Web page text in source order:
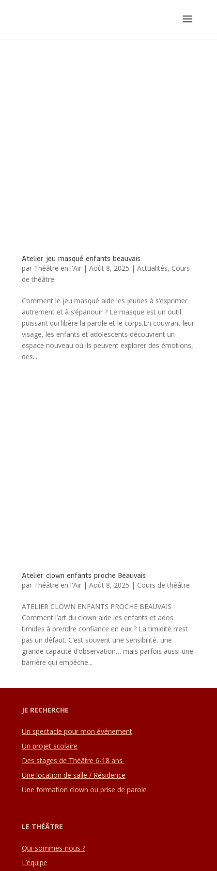
Atelier jeu masqué enfants beauvais
par Théâtre en l'Air| Août 8, 2025 | Actualités, Cours
de théâtre
Comment le jeu masqué aide les jeunes à s’exprimer
autrement et à s’épanouir ? Le masque est un outil
puissant qui libère la parole et le corps.En couvrant leur
visage, les enfants et adolescents découvrent un
espace nouveau où ils peuvent explorer des émotions,
des...
Atelier clown enfants proche Beauvais
par Théâtre en l'Air| Août 8, 2025 | Cours de théâtre
ATELIER CLOWN ENFANTS PROCHE BEAUVAIS
Comment l’art du clown aide les enfants et ados
timides à prendre confiance en eux ? La timidité n’est
pas un défaut. C’est souvent une sensibilité, une
grande capacité d’observation… mais parfois aussi une
barrière qui empêche...
JE RECHERCHE
Un spectacle pour mon événement
Un projet scolaire
Des stages de Théâtre 6-18 ans
Une location de salle / Résidence
Une formation clown ou prise de parole
LE THÉÂTRE
Qui-sommes-nous ?
L’équipe